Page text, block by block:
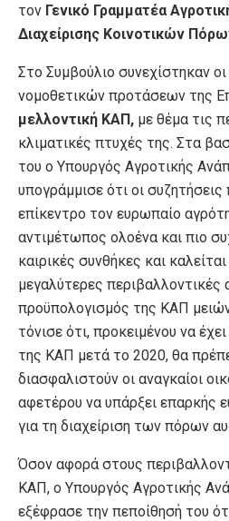
τον Γενικό Γραμματέα
Διαχείρισης Κοινοτικών
Στο Συμβούλιο συνεχίστηκαν
νομοθετικών προτάσεων της
μελλοντική ΚΑΠ, με θέμα τις
κλιματικές πτυχές της. Στα
του ο Υπουργός Αγροτικής
υπογράμμισε ότι οι
επίκεντρο τον ευρωπαίο
αντιμέτωπος ολοένα και πιο
καιρικές συνθήκες και
μεγαλύτερες περιβαλλοντικές
προϋπολογισμός της ΚΑΠ
τόνισε ότι, προκειμένου να
της ΚΑΠ μετά το 2020, θα
διασφαλιστούν οι αναγκαίοι
αφετέρου να υπάρξει επαρκής
για τη διαχείριση των πόρων
Όσον αφορά στους
ΚΑΠ, ο Υπουργός Αγροτικής
εξέφρασε την πεποίθησή του